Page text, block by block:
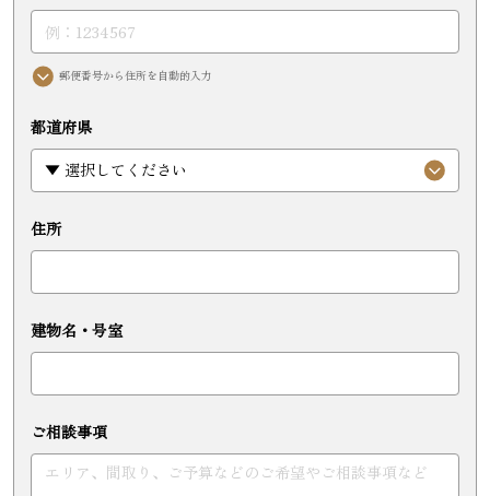
郵便番号から住所を自動的入力
都道府県
住所
建物名・号室
ご相談事項